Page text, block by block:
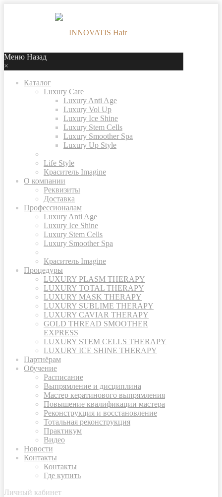
Меню Назад
×
Каталог
Luxury Care
Luxury Anti Age
Luxury Vol Up
Luxury Ice Shine
Luxury Stem Cells
Luxury Smoother Spa
Luxury Up Style
Life Style
Краситель Imagine
О компании
Реквизиты
Доставка
Профессионалам
Luxury Anti Age
Luxury Ice Shine
Luxury Stem Cells
Luxury Smoother Spa
Краситель Imagine
Процедуры
LUXURY PLASM THERAPY
LUXURY TOTAL THERAPY
LUXURY MASK THERAPY
LUXURY SUBLIME THERAPY
LUXURY CAVIAR THERAPY
GOLD THREAD SMOOTHER
EXPRESS
LUXURY STEM CELLS THERAPY
LUXURY ICE SHINE THERAPY
Партнёрам
Обучение
Расписание
Выпрямление и дисциплина
Мастер кератинового выпрямления
Повышение квалификации мастера
Реконструкция и восстановление
Тотальная реконструкция
Практикум
Видео
Новости
Контакты
Контакты
Где купить
Личный кабинет